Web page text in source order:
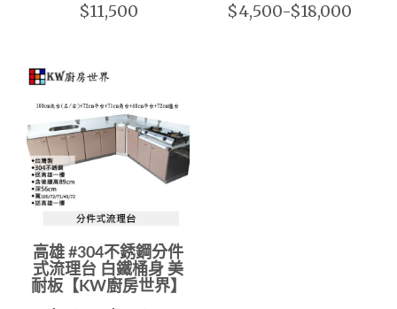
$11,500 $4,500-$18,000
高雄 #304不銹鋼分件
式流理台 白鐵桶身 美
耐板【KW廚房世界】